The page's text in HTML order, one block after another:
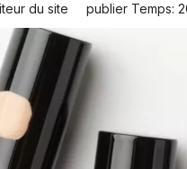
du site publier Temps: